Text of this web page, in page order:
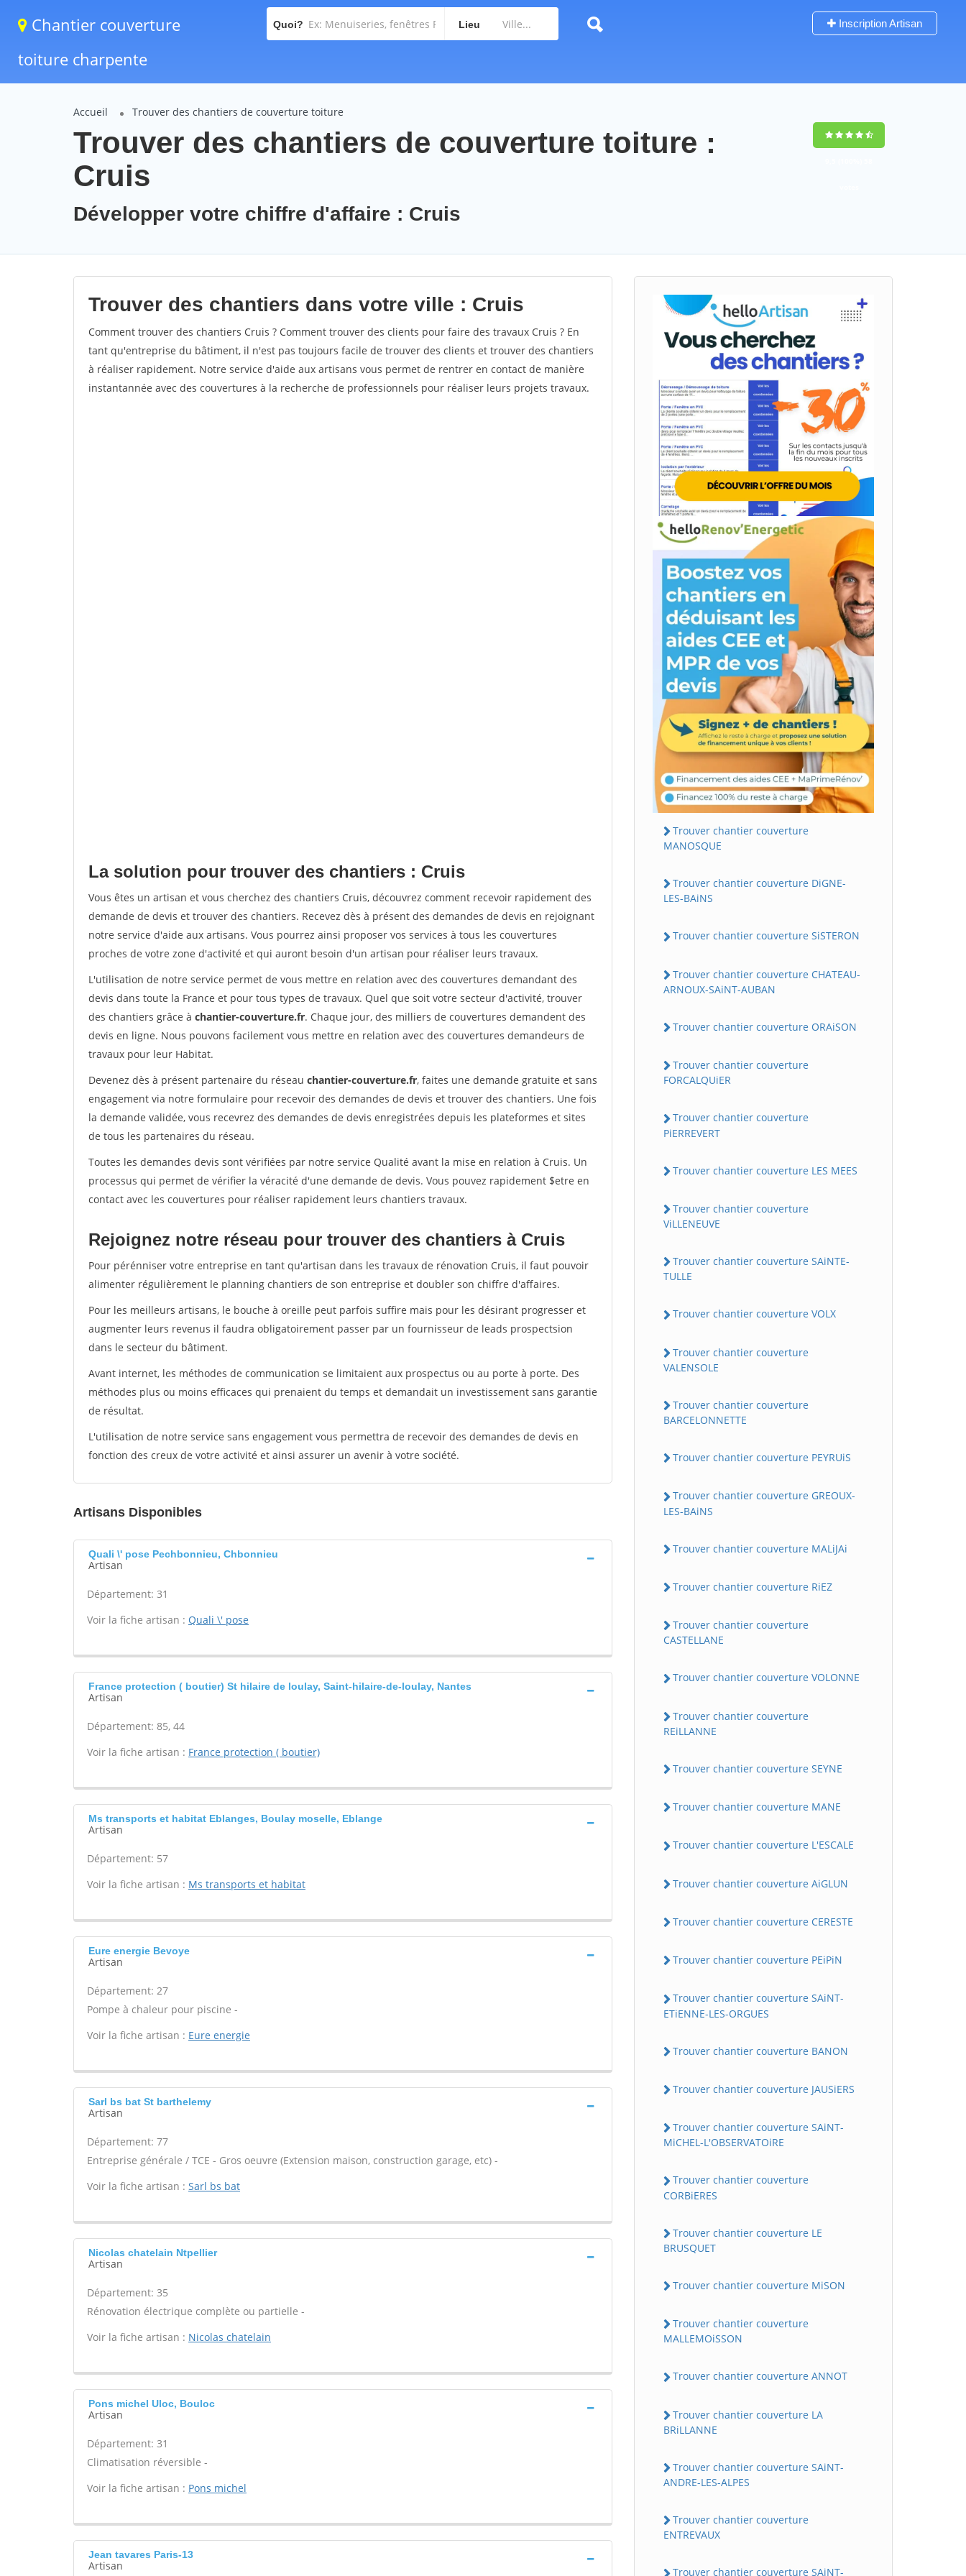
Chantier couverture
toiture charpente
Quoi? Lieu Inscription Artisan
Accueil Trouver des chantiers de couverture toiture
Trouver des chantiers de couverture toiture :
Cruis
Développer votre chiffre d'affaire : Cruis
Trouver des chantiers dans votre ville : Cruis
Comment trouver des chantiers Cruis ? Comment trouver des clients pour faire des travaux Cruis ? En
tant qu'entreprise du bâtiment, il n'est pas toujours facile de trouver des clients et trouver des chantiers
à réaliser rapidement. Notre service d'aide aux artisans vous permet de rentrer en contact de manière
instantannée avec des couvertures à la recherche de professionnels pour réaliser leurs projets travaux.
La solution pour trouver des chantiers : Cruis
Vous êtes un artisan et vous cherchez des chantiers Cruis, découvrez comment recevoir rapidement des
demande de devis et trouver des chantiers. Recevez dès à présent des demandes de devis en rejoignant
notre service d'aide aux artisans. Vous pourrez ainsi proposer vos services à tous les couvertures
proches de votre zone d'activité et qui auront besoin d'un artisan pour réaliser leurs travaux.
L'utilisation de notre service permet de vous mettre en relation avec des couvertures demandant des
devis dans toute la France et pour tous types de travaux. Quel que soit votre secteur d'activité, trouver
des chantiers grâce à chantier-couverture.fr. Chaque jour, des milliers de couvertures demandent des
devis en ligne. Nous pouvons facilement vous mettre en relation avec des couvertures demandeurs de
travaux pour leur Habitat.
Devenez dès à présent partenaire du réseau chantier-couverture.fr, faites une demande gratuite et sans
engagement via notre formulaire pour recevoir des demandes de devis et trouver des chantiers. Une fois
la demande validée, vous recevrez des demandes de devis enregistrées depuis les plateformes et sites
de tous les partenaires du réseau.
Toutes les demandes devis sont vérifiées par notre service Qualité avant la mise en relation à Cruis. Un
processus qui permet de vérifier la véracité d'une demande de devis. Vous pouvez rapidement $etre en
contact avec les couvertures pour réaliser rapidement leurs chantiers travaux.
Rejoignez notre réseau pour trouver des chantiers à Cruis
Pour pérénniser votre entreprise en tant qu'artisan dans les travaux de rénovation Cruis, il faut pouvoir
alimenter régulièrement le planning chantiers de son entreprise et doubler son chiffre d'affaires.
Pour les meilleurs artisans, le bouche à oreille peut parfois suffire mais pour les désirant progresser et
augmenter leurs revenus il faudra obligatoirement passer par un fournisseur de leads prospectsion
dans le secteur du bâtiment.
Avant internet, les méthodes de communication se limitaient aux prospectus ou au porte à porte. Des
méthodes plus ou moins efficaces qui prenaient du temps et demandait un investissement sans garantie
de résultat.
L'utilisation de notre service sans engagement vous permettra de recevoir des demandes de devis en
fonction des creux de votre activité et ainsi assurer un avenir à votre société.
Artisans Disponibles
Quali \' pose Pechbonnieu, Chbonnieu
Artisan
Département: 31
Voir la fiche artisan : Quali \' pose
France protection ( boutier) St hilaire de loulay, Saint-hilaire-de-loulay, Nantes
Artisan
Département: 85, 44
Voir la fiche artisan : France protection ( boutier)
Ms transports et habitat Eblanges, Boulay moselle, Eblange
Artisan
Département: 57
Voir la fiche artisan : Ms transports et habitat
Eure energie Bevoye
Artisan
Département: 27
Pompe à chaleur pour piscine -
Voir la fiche artisan : Eure energie
Sarl bs bat St barthelemy
Artisan
Département: 77
Entreprise générale / TCE - Gros oeuvre (Extension maison, construction garage, etc) -
Voir la fiche artisan : Sarl bs bat
Nicolas chatelain Ntpellier
Artisan
Département: 35
Rénovation électrique complète ou partielle -
Voir la fiche artisan : Nicolas chatelain
Pons michel Uloc, Bouloc
Artisan
Département: 31
Climatisation réversible -
Voir la fiche artisan : Pons michel
Jean tavares Paris-13
Artisan
Trouver chantier couverture
MANOSQUE
Trouver chantier couverture DiGNE-
LES-BAiNS
Trouver chantier couverture SiSTERON
Trouver chantier couverture CHATEAU-
ARNOUX-SAiNT-AUBAN
Trouver chantier couverture ORAiSON
Trouver chantier couverture
FORCALQUiER
Trouver chantier couverture
PiERREVERT
Trouver chantier couverture LES MEES
Trouver chantier couverture
ViLLENEUVE
Trouver chantier couverture SAiNTE-
TULLE
Trouver chantier couverture VOLX
Trouver chantier couverture
VALENSOLE
Trouver chantier couverture
BARCELONNETTE
Trouver chantier couverture PEYRUiS
Trouver chantier couverture GREOUX-
LES-BAiNS
Trouver chantier couverture MALiJAi
Trouver chantier couverture RiEZ
Trouver chantier couverture
CASTELLANE
Trouver chantier couverture VOLONNE
Trouver chantier couverture
REiLLANNE
Trouver chantier couverture SEYNE
Trouver chantier couverture MANE
Trouver chantier couverture L'ESCALE
Trouver chantier couverture AiGLUN
Trouver chantier couverture CERESTE
Trouver chantier couverture PEiPiN
Trouver chantier couverture SAiNT-
ETiENNE-LES-ORGUES
Trouver chantier couverture BANON
Trouver chantier couverture JAUSiERS
Trouver chantier couverture SAiNT-
MiCHEL-L'OBSERVATOiRE
Trouver chantier couverture
CORBiERES
Trouver chantier couverture LE
BRUSQUET
Trouver chantier couverture MiSON
Trouver chantier couverture
MALLEMOiSSON
Trouver chantier couverture ANNOT
Trouver chantier couverture LA
BRiLLANNE
Trouver chantier couverture SAiNT-
ANDRE-LES-ALPES
Trouver chantier couverture
ENTREVAUX
Trouver chantier couverture SAiNT-